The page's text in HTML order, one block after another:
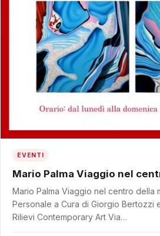
EVENTI
Mario Palma Viaggio nel
Mario Palma Viaggio nel centro della
Personale a Cura di Giorgio Bertozzi
Rilievi Contemporary Art Via…